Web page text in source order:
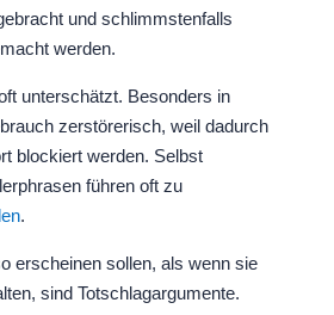
und schlimmstenfalls
werden.
unterschätzt. Besonders in
zerstörerisch, weil dadurch
blockiert werden. Selbst
führen oft zu
.
erscheinen sollen, als wenn sie
sind Totschlagargumente.